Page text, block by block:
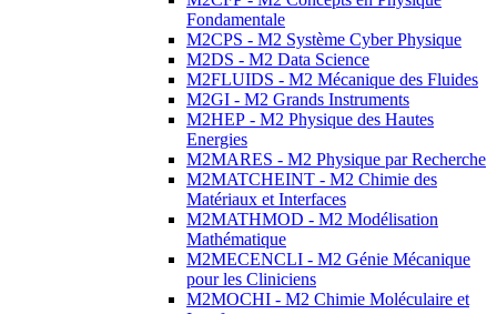
Fondamentale
M2CPS - M2 Système Cyber Physique
M2DS - M2 Data Science
M2FLUIDS - M2 Mécanique des Fluides
M2GI - M2 Grands Instruments
M2HEP - M2 Physique des Hautes
Energies
M2MARES - M2 Physique par Recherche
M2MATCHEINT - M2 Chimie des
Matériaux et Interfaces
M2MATHMOD - M2 Modélisation
Mathématique
M2MECENCLI - M2 Génie Mécanique
pour les Cliniciens
M2MOCHI - M2 Chimie Moléculaire et